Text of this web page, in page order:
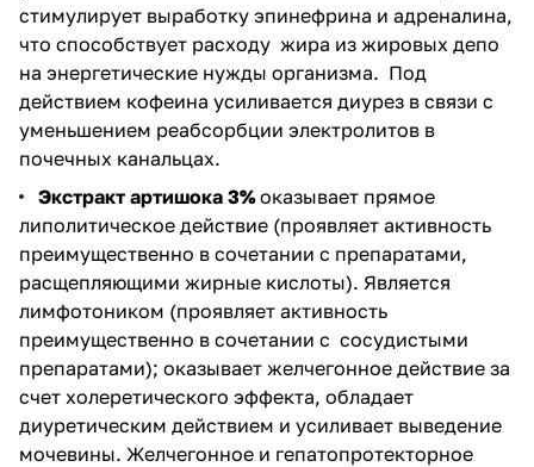
стимулирует выработку эпинефрина и адреналина,
что способствует расходу жира из жировых депо
на энергетические нужды организма. Под
действием кофеина усиливается диурез в связи с
уменьшением реабсорбции электролитов в
почечных канальцах.
Экстракт артишока 3%оказывает прямое
липолитическое действие (проявляет активность
преимущественно в сочетании с препаратами,
расщепляющими жирные кислоты). Является
лимфотоником (проявляет активность
преимущественно в сочетании с сосудистыми
препаратами); оказывает желчегонное действие за
счет холеретического эффекта, обладает
диуретическим действием и усиливает выведение
мочевины. Желчегонное и гепатопротекторное